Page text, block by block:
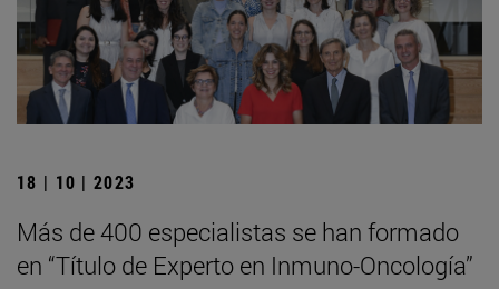
18 | 10 | 2023
Más de 400 especialistas se han formado
en “Título de Experto en Inmuno-Oncología”